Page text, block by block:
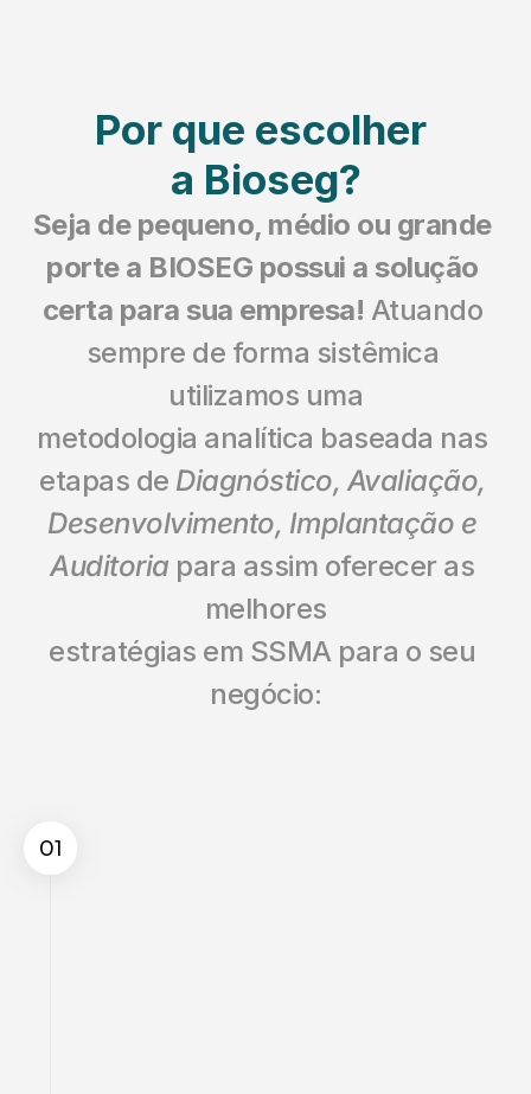
Por que escolher
a Bioseg?
Seja de pequeno, médio ou grande
porte a BIOSEG possui a solução
certa para sua empresa! Atuando
sempre de forma sistêmica
utilizamos uma
metodologia analítica baseada nas
etapas de Diagnóstico, Avaliação,
Desenvolvimento, Implantação e
Auditoria para assim oferecer as
melhores
estratégias em SSMA para o seu
negócio:
01